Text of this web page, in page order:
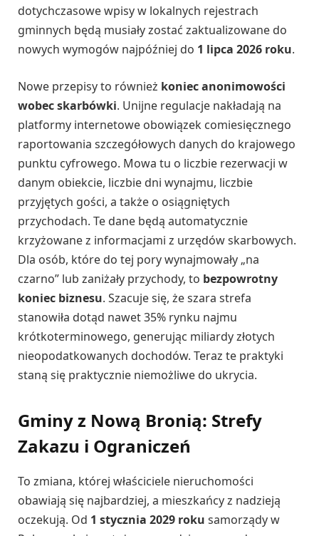
dotychczasowe wpisy w lokalnych rejestrach
gminnych będą musiały zostać zaktualizowane do
nowych wymogów najpóźniej do 1 lipca 2026 roku.
Nowe przepisy to również koniec anonimowości
wobec skarbówki. Unijne regulacje nakładają na
platformy internetowe obowiązek comiesięcznego
raportowania szczegółowych danych do krajowego
punktu cyfrowego. Mowa tu o liczbie rezerwacji w
danym obiekcie, liczbie dni wynajmu, liczbie
przyjętych gości, a także o osiągniętych
przychodach. Te dane będą automatycznie
krzyżowane z informacjami z urzędów skarbowych.
Dla osób, które do tej pory wynajmowały „na
czarno” lub zaniżały przychody, to bezpowrotny
koniec biznesu. Szacuje się, że szara strefa
stanowiła dotąd nawet 35% rynku najmu
krótkoterminowego, generując miliardy złotych
nieopodatkowanych dochodów. Teraz te praktyki
staną się praktycznie niemożliwe do ukrycia.
Gminy z Nową Bronią: Strefy
Zakazu i Ograniczeń
To zmiana, której właściciele nieruchomości
obawiają się najbardziej, a mieszkańcy z nadzieją
oczekują. Od 1 stycznia 2029 roku samorządy w